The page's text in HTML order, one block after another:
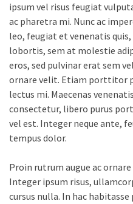
ipsum vel risus feugiat
ac pharetra mi. Nunc ac
leo, feugiat et venenatis
lobortis, sem at molestie
eros, sed pulvinar erat sem
ornare velit. Etiam porttitor
lectus mi. Maecenas
consectetur, libero purus
vel est. Integer neque ante,
tempus dolor.
Proin rutrum augue ac
Integer ipsum risus,
cursus nulla. In hac